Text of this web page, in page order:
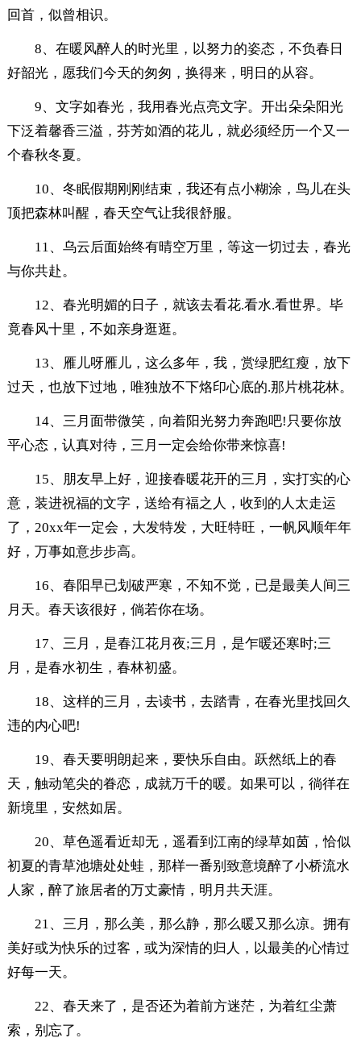
回首，似曾相识。
8、在暖风醉人的时光里，以努力的姿态，不负春日
好韶光，愿我们今天的匆匆，换得来，明日的从容。
9、文字如春光，我用春光点亮文字。开出朵朵阳光
下泛着馨香三溢，芬芳如酒的花儿，就必须经历一个又一
个春秋冬夏。
10、冬眠假期刚刚结束，我还有点小糊涂，鸟儿在头
顶把森林叫醒，春天空气让我很舒服。
11、乌云后面始终有晴空万里，等这一切过去，春光
与你共赴。
12、春光明媚的日子，就该去看花.看水.看世界。毕
竟春风十里，不如亲身逛逛。
13、雁儿呀雁儿，这么多年，我，赏绿肥红瘦，放下
过天，也放下过地，唯独放不下烙印心底的.那片桃花林。
14、三月面带微笑，向着阳光努力奔跑吧!只要你放
平心态，认真对待，三月一定会给你带来惊喜!
15、朋友早上好，迎接春暖花开的三月，实打实的心
意，装进祝福的文字，送给有福之人，收到的人太走运
了，20xx年一定会，大发特发，大旺特旺，一帆风顺年年
好，万事如意步步高。
16、春阳早已划破严寒，不知不觉，已是最美人间三
月天。春天该很好，倘若你在场。
17、三月，是春江花月夜;三月，是乍暖还寒时;三
月，是春水初生，春林初盛。
18、这样的三月，去读书，去踏青，在春光里找回久
违的内心吧!
19、春天要明朗起来，要快乐自由。跃然纸上的春
天，触动笔尖的眷恋，成就万千的暖。如果可以，徜徉在
新境里，安然如居。
20、草色遥看近却无，遥看到江南的绿草如茵，恰似
初夏的青草池塘处处蛙，那样一番别致意境醉了小桥流水
人家，醉了旅居者的万丈豪情，明月共天涯。
21、三月，那么美，那么静，那么暖又那么凉。拥有
美好或为快乐的过客，或为深情的归人，以最美的心情过
好每一天。
22、春天来了，是否还为着前方迷茫，为着红尘萧
索，别忘了。